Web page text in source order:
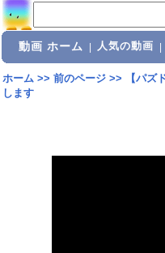
動画 ホーム 人気の動画
ホーム>> 前のページ>>
【パズ
します